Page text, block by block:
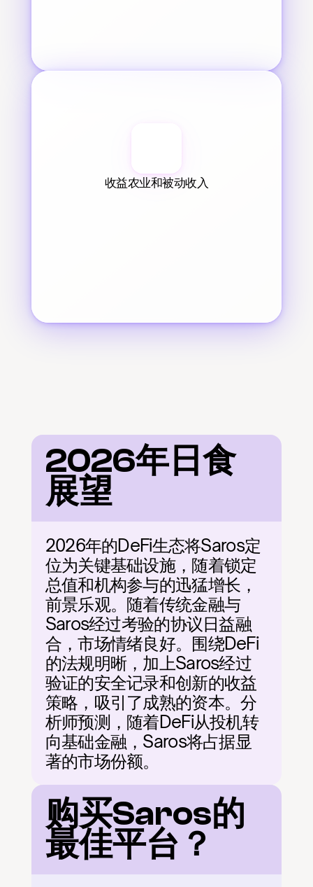
收益农业和被动收入
2026年日食
展望
2026年的DeFi生态将Saros定
位为关键基础设施，随着锁定
总值和机构参与的迅猛增长，
前景乐观。随着传统金融与
Saros经过考验的协议日益融
合，市场情绪良好。围绕DeFi
的法规明晰，加上Saros经过
验证的安全记录和创新的收益
策略，吸引了成熟的资本。分
析师预测，随着DeFi从投机转
向基础金融，Saros将占据显
著的市场份额。
购买Saros的
最佳平台？